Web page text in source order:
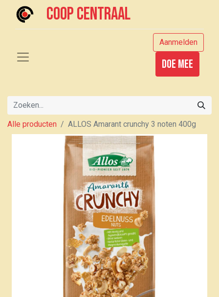
Coop centraal
Aanmelden
Doe mee
Alle producten ALLOS Amarant crunchy 3 noten 400g